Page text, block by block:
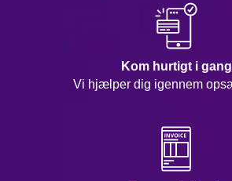
Kom hurtigt i gang
Vi hjælper dig igennem